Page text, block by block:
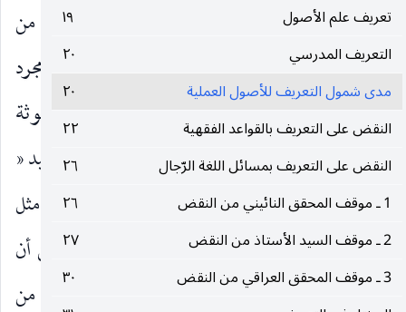
تعريف علم الأصول
١٩
التعريف المدرسي
٢٠
مدى شمول التعريف للأصول العملية
٢٠
النقض على التعريف بالقواعد الفقهية
٢٢
النقض على التعريف بمسائل اللغة الرّجال
٢٦
1 ـ موقف المحقق النائيني من النقض
٢٦
2 ـ موقف السيد الأستاذ من النقض
٢٧
3 ـ موقف المحقق العراقي من النقض
٣٠
موضوعي لبحوث علم الأصول يميزها عن غيرها من
العناصر المساهمة في الاستنباط فلا يكفي لذلك مجرد
انتزاع جامع بقدر ما ينطبق خارجا على المسائل المبحوثة
فعلا في هذا العلم ، كما حاوله بعض عن طريق أخذ قيد «
الممهدة لغرض الاستنباط خاصة » في التعريف. فان مثل
هذا الجامع إنما ينتزع في طول تأليف العلم فلا يمكن أن
يكون على أساسه تميز مسائله وبحوثه عن غيرها من